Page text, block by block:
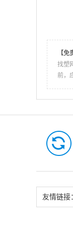
【免
找塑
前，
友情链接